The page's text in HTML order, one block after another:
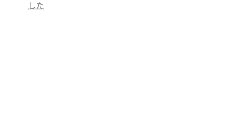
した